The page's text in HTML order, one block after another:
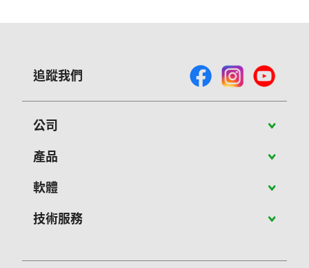
追蹤我們
公司
關於Vivitek
聯絡我們
產品
攜帶型投影機
大型展演投影機
軟體
PJ-Control 軟體
技術服務